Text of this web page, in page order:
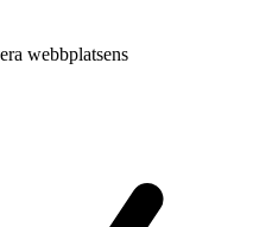
webbplatsens